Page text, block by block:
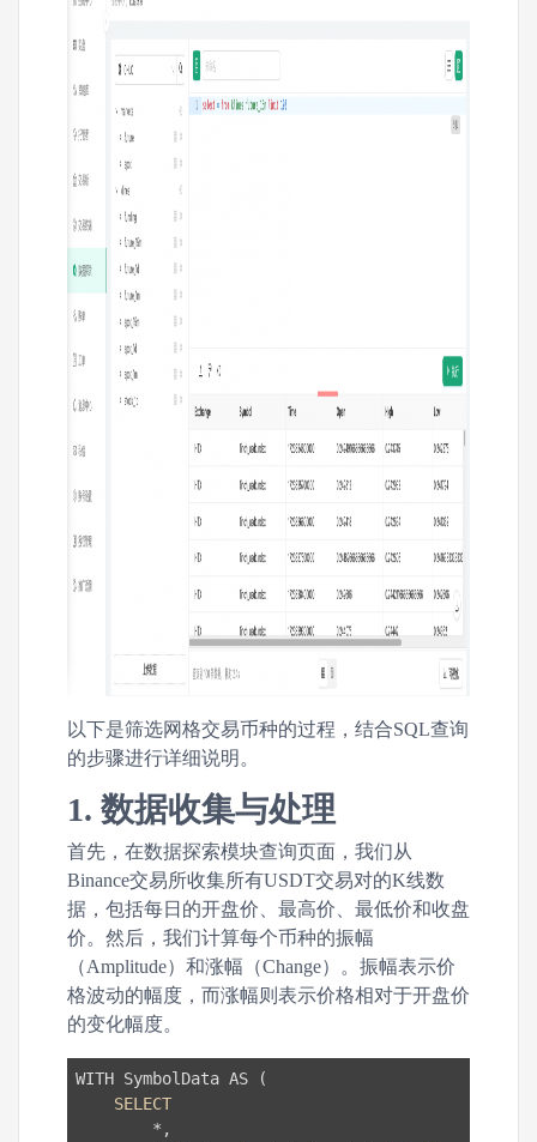
以下是筛选网格交易币种的过程，结合SQL查询
的步骤进行详细说明。
1. 数据收集与处理
首先，在数据探索模块查询页面，我们从
Binance交易所收集所有USDT交易对的K线数
据，包括每日的开盘价、最高价、最低价和收盘
价。然后，我们计算每个币种的振幅
（Amplitude）和涨幅（Change）。振幅表示价
格波动的幅度，而涨幅则表示价格相对于开盘价
的变化幅度。
WITH SymbolData AS (
SELECT
        *,